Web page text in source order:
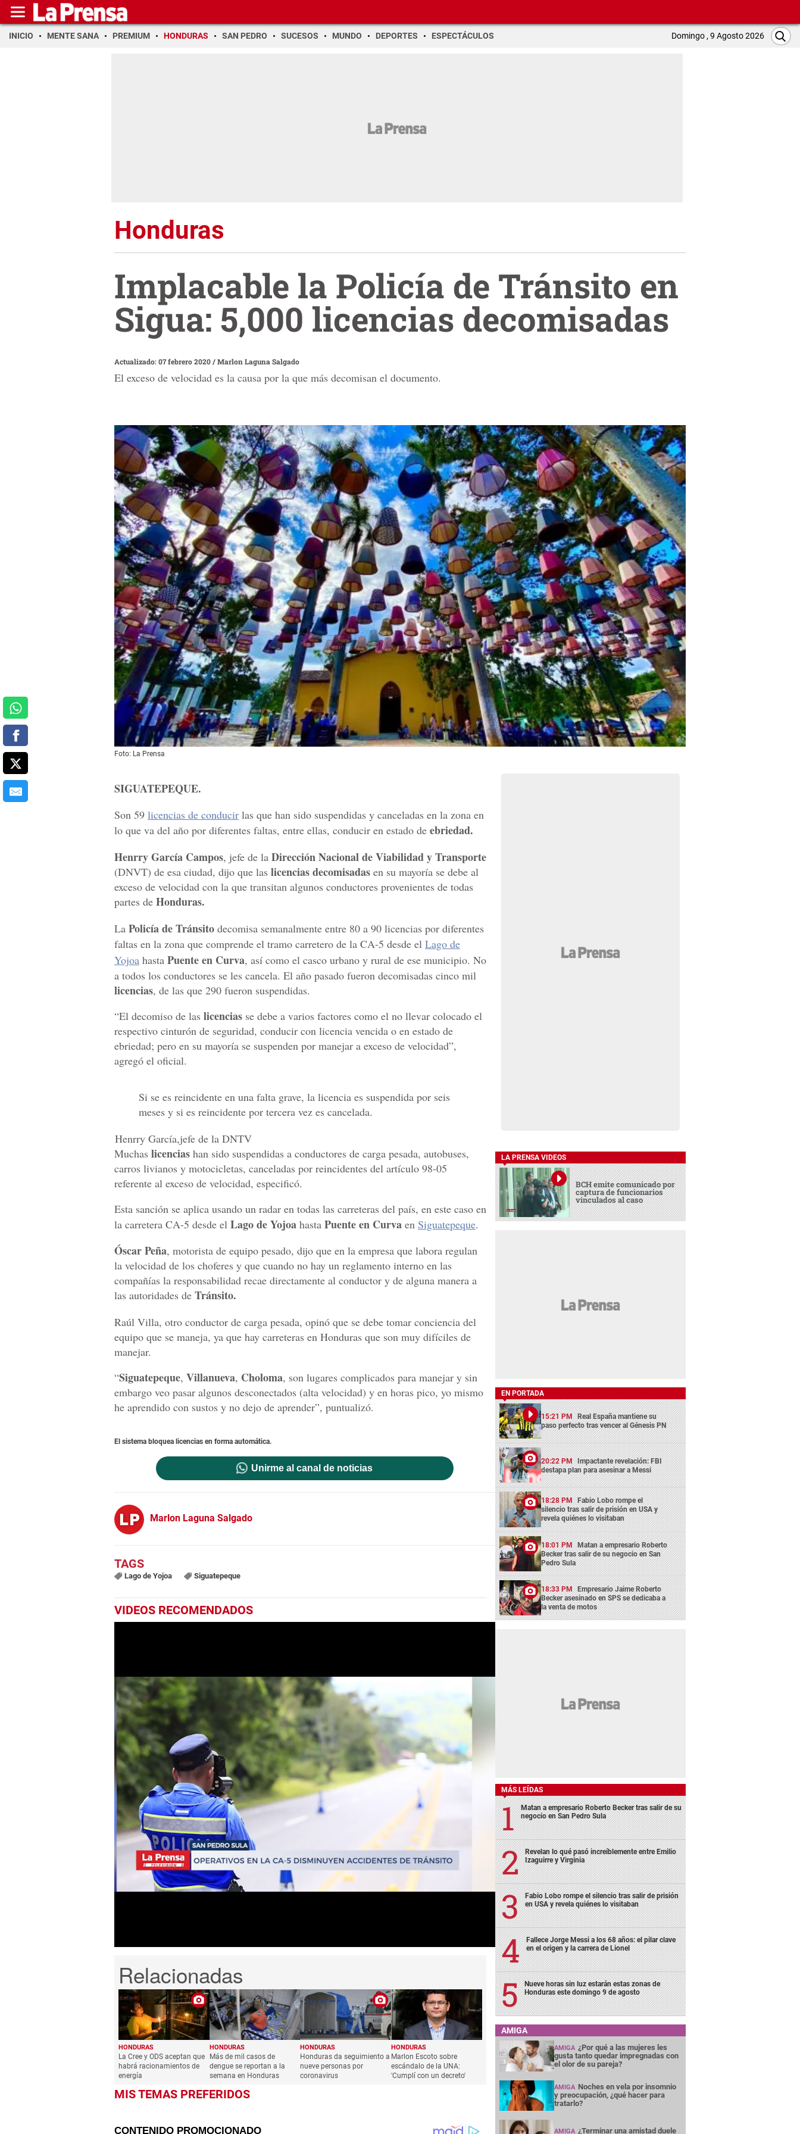
INICIO MENTE SANA PREMIUM HONDURAS SAN PEDRO SUCESOS MUNDO DEPORTES ESPECTÁCULOS Domingo , 9 Agosto 2026
Honduras
Implacable la Policía de Tránsito en
Sigua: 5,000 licencias decomisadas
Actualizado: 07 febrero 2020/Marlon Laguna Salgado
El exceso de velocidad es la causa por la que más decomisan el documento.
Foto: La Prensa
SIGUATEPEQUE.
Son 59 licencias de conducir las que han sido suspendidas y canceladas en la zona en
lo que va del año por diferentes faltas, entre ellas, conducir en estado de ebriedad.
Henrry García Campos, jefe de la Dirección Nacional de Viabilidad y Transporte
(DNVT) de esa ciudad, dijo que las licencias decomisadas en su mayoría se debe al
exceso de velocidad con la que transitan algunos conductores provenientes de todas
partes de Honduras.
La Policía de Tránsito decomisa semanalmente entre 80 a 90 licencias por diferentes
faltas en la zona que comprende el tramo carretero de la CA-5 desde el Lago de
Yojoa hasta Puente en Curva, así como el casco urbano y rural de ese municipio. No
a todos los conductores se les cancela. El año pasado fueron decomisadas cinco mil
licencias, de las que 290 fueron suspendidas.
“El decomiso de las licencias se debe a varios factores como el no llevar colocado el
respectivo cinturón de seguridad, conducir con licencia vencida o en estado de
ebriedad; pero en su mayoría se suspenden por manejar a exceso de velocidad”,
agregó el oficial.
Si se es reincidente en una falta grave, la licencia es suspendida por seis
meses y si es reincidente por tercera vez es cancelada.
Henrry García,jefe de la DNTV
Muchas licencias han sido suspendidas a conductores de carga pesada, autobuses,
carros livianos y motocicletas, canceladas por reincidentes del artículo 98-05
referente al exceso de velocidad, especificó.
Esta sanción se aplica usando un radar en todas las carreteras del país, en este caso en
la carretera CA-5 desde el Lago de Yojoa hasta Puente en Curva en Siguatepeque.
Óscar Peña, motorista de equipo pesado, dijo que en la empresa que labora regulan
la velocidad de los choferes y que cuando no hay un reglamento interno en las
compañías la responsabilidad recae directamente al conductor y de alguna manera a
las autoridades de Tránsito.
Raúl Villa, otro conductor de carga pesada, opinó que se debe tomar conciencia del
equipo que se maneja, ya que hay carreteras en Honduras que son muy difíciles de
manejar.
“Siguatepeque, Villanueva, Choloma, son lugares complicados para manejar y sin
embargo veo pasar algunos desconectados (alta velocidad) y en horas pico, yo mismo
he aprendido con sustos y no dejo de aprender”, puntualizó.
El sistema bloquea licencias en forma automática.
Unirme al canal de noticias
Marlon Laguna Salgado
Lago de Yojoa Siguatepeque
VIDEOS RECOMENDADOS
0
seconds
2
HONDURAS
La Cree y ODS aceptan que
habrá racionamientos de
energía
HONDURAS
Más de mil casos de
dengue se reportan a la
semana en Honduras
HONDURAS
Honduras da seguimiento a
nueve personas por
coronavirus
HONDURAS
Marlon Escoto sobre
escándalo de la UNA:
'Cumplí con un decreto'
MIS TEMAS PREFERIDOS
LA PRENSA VIDEOS
BCH emite comunicado por
captura de funcionarios
vinculados al caso
EN PORTADA
15:21 PM Real España mantiene su
paso perfecto tras vencer al Génesis PN
20:22 PM Impactante revelación: FBI
destapa plan para asesinar a Messi
18:28 PM Fabio Lobo rompe el
silencio tras salir de prisión en USA y
revela quiénes lo visitaban
18:01 PM Matan a empresario Roberto
Becker tras salir de su negocio en San
Pedro Sula
18:33 PM Empresario Jaime Roberto
Becker asesinado en SPS se dedicaba a
la venta de motos
MÁS LEÍDAS
Matan a empresario Roberto Becker tras salir de su
negocio en San Pedro Sula
Revelan lo qué pasó increíblemente entre Emilio
Izaguirre y Virginia
Fabio Lobo rompe el silencio tras salir de prisión
en USA y revela quiénes lo visitaban
Fallece Jorge Messi a los 68 años: el pilar clave
en el origen y la carrera de Lionel
Nueve horas sin luz estarán estas zonas de
Honduras este domingo 9 de agosto
AMIGA
AMIGA ¿Por qué a las mujeres les
gusta tanto quedar impregnadas con
el olor de su pareja?
AMIGA Noches en vela por insomnio
y preocupación, ¿qué hacer para
tratarlo?
AMIGA ¿Terminar una amistad duele